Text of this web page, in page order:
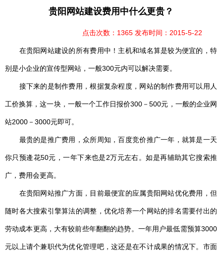
贵阳网站建设费用中什么更贵？
点击次数：1365 发布时间：2015-5-22
在贵阳网站建设的所有费用中！主机和域名算是较为便宜的，特
别是小企业的宣传型网站，一般300元内可以解决需要。
接下来的是制作费用，根据复杂程度，网站的制作费用可以用人
工价换算，这一块，一般一个工作日报价300－500元，一般的企业网
站2000－3000元即可。
最贵的是推广费用，众所周知，百度竞价推广一年，就算是一天
你只预逄花50元，一年下来也是2万元左右。如是再辅助其它搜索推
广，费用会更高。
在贵阳网站推广方面，目前最便宜的应属贵阳网站优化费用，但
随时各大搜索引擎算法的调整，优化培养一个网站的排名需要付出的
劳动成本更高，大有较前些年翻翻的趋势。一年用户最低需预算3000
元以上请个兼职代为优化管理吧，这还是在不计成果的情况下。市面